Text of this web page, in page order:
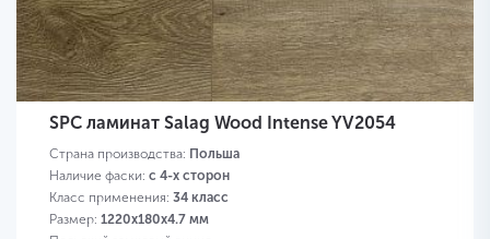
SPC ламинат Salag Wood Intense YV2054
Страна производства: Польша
Наличие фаски: с 4-х сторон
Класс применения: 34 класс
Размер: 1220х180х4.7 мм